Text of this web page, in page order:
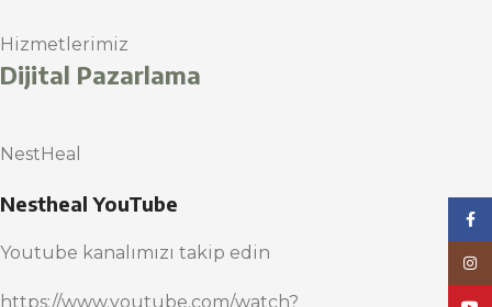
Hizmetlerimiz
Dijital Pazarlama
NestHeal
Nestheal YouTube
Youtube kanalımızı takip edin
https://www.youtube.com/watch?